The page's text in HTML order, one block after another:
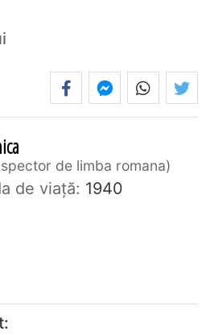
de limba romana
de viaţă: 1940